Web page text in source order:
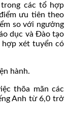
các tổ hợp
ưu tiên theo
so với ngưởng
dục và Đào tạo
xét tuyển có
hành.
thõa mãn các
Anh từ 6,0 trở